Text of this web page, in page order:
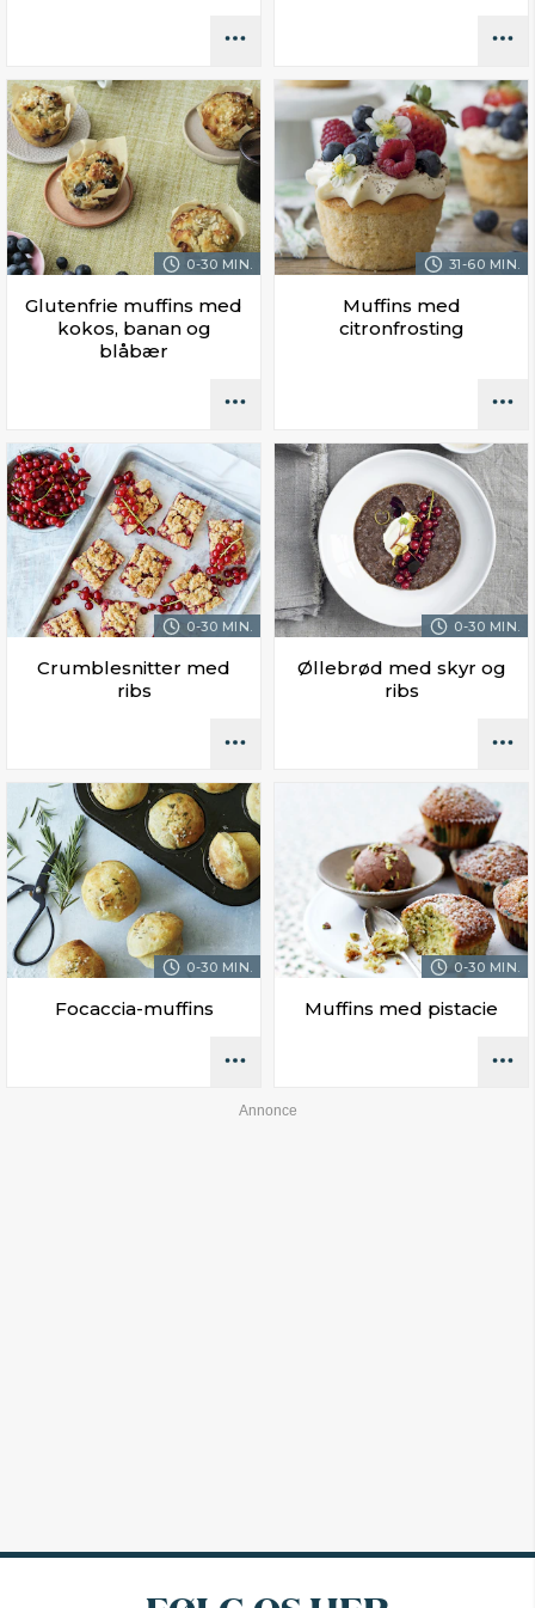
0-30 MIN.
Glutenfrie muffins med
kokos, banan og
blåbær
31-60 MIN.
Muffins med
citronfrosting
0-30 MIN.
Crumblesnitter med
ribs
0-30 MIN.
Øllebrød med skyr og
ribs
0-30 MIN.
Focaccia-muffins
0-30 MIN.
Muffins med pistacie